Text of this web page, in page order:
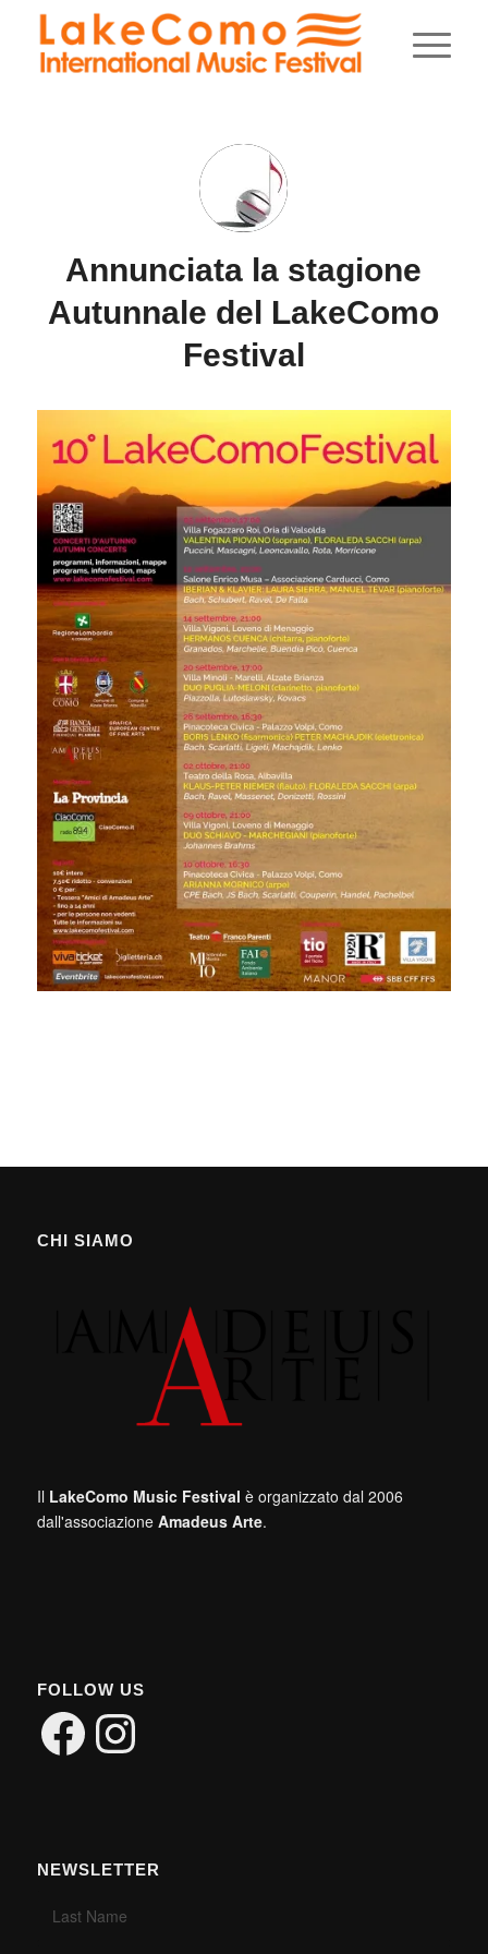
Annunciata la stagione
Autunnale del LakeComo
Festival
CHI SIAMO
Il LakeComo Music Festival è organizzato dal 2006
dall'associazione Amadeus Arte.
FOLLOW US
FacebookInstagram
NEWSLETTER